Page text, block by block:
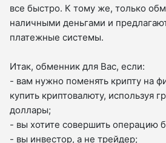
все быстро. К тому же, только
наличными деньгами и
платежные системы.
Итак, обменник для Вас, если:
- вам нужно поменять крипту на
купить криптовалюту, используя
доллары;
- вы хотите совершить операцию
- вы инвестор, а не трейдер;